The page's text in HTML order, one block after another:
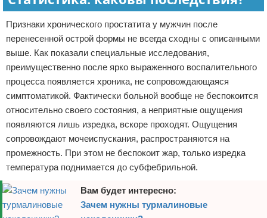
Признаки хронического простатита у мужчин после
перенесенной острой формы не всегда сходны с описанными
выше. Как показали специальные исследования,
преимущественно после ярко выраженного воспалительного
процесса появляется хроника, не сопровождающаяся
симптоматикой. Фактически больной вообще не беспокоится
относительно своего состояния, а неприятные ощущения
появляются лишь изредка, вскоре проходят. Ощущения
сопровождают мочеиспускания, распространяются на
промежность. При этом не беспокоит жар, только изредка
температура поднимается до субфебрильной.
Вам будет интересно:
Зачем нужны турмалиновые